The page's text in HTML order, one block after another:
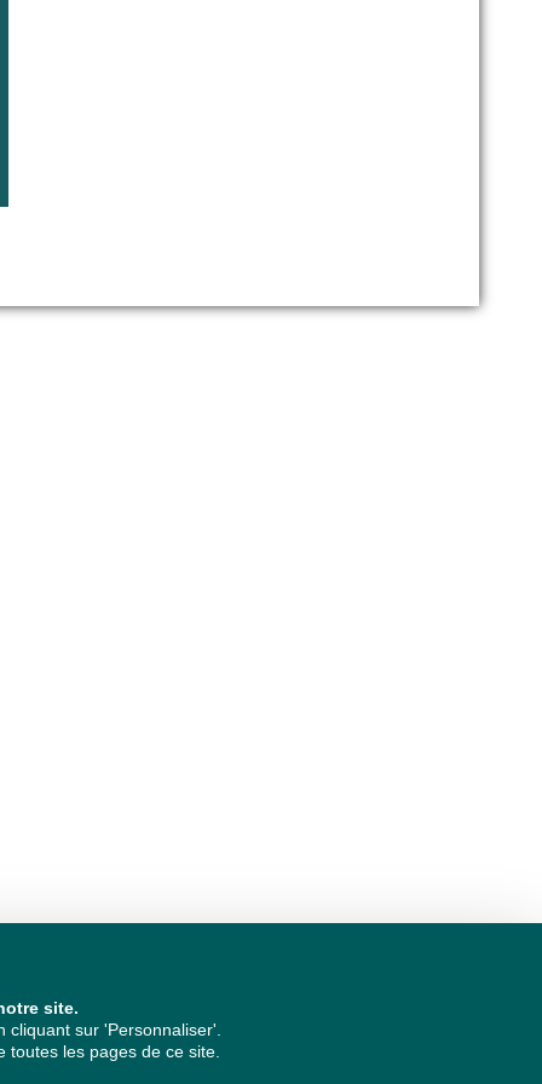
site.
sur 'Personnaliser'.
les pages de ce site.